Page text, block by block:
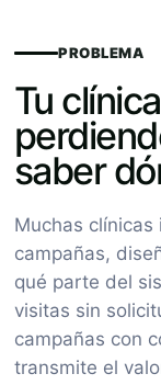
PROBLEMA
Tu
saber
Muchas
campañas,
qué parte del
visitas sin
campañas con
transmite el